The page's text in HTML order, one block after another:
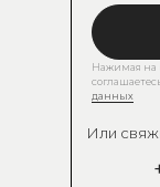
Или
Нажимая на
данных